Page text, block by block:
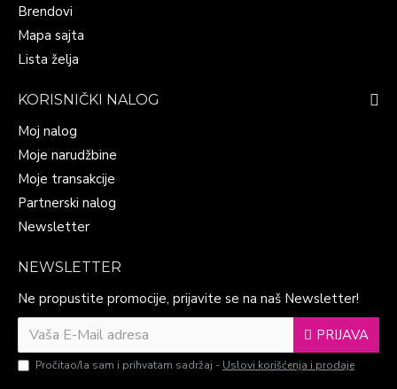
Brendovi
Mapa sajta
Lista želja
KORISNIČKI NALOG
Moj nalog
Moje narudžbine
Moje transakcije
Partnerski nalog
Newsletter
NEWSLETTER
Ne propustite promocije, prijavite se na naš Newsletter!
PRIJAVA
Pročitao/la sam i prihvatam sadržaj - Uslovi korišćenja i prodaje